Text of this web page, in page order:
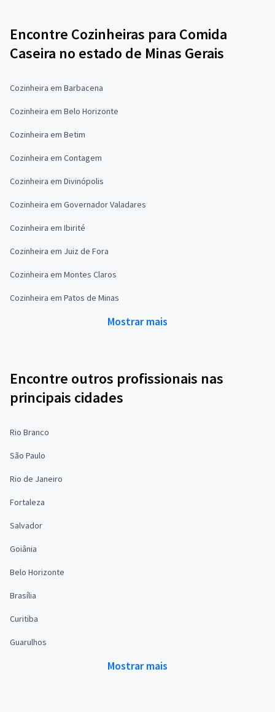
Encontre Cozinheiras para Comida
Caseira no estado de Minas Gerais
Cozinheira em Barbacena
Cozinheira em Belo Horizonte
Cozinheira em Betim
Cozinheira em Contagem
Cozinheira em Divinópolis
Cozinheira em Governador Valadares
Cozinheira em Ibirité
Cozinheira em Juiz de Fora
Cozinheira em Montes Claros
Cozinheira em Patos de Minas
Mostrar mais
Encontre outros profissionais nas
principais cidades
Rio Branco
São Paulo
Rio de Janeiro
Fortaleza
Salvador
Goiânia
Belo Horizonte
Brasília
Curitiba
Guarulhos
Mostrar mais